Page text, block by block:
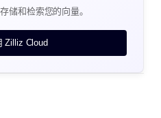
储和检索您的向量。
Zilliz Cloud